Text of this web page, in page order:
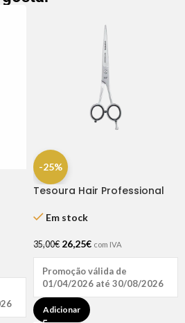
-25%
Tesoura Hair Professional
Em stock
35,00€ 26,25€ com IVA
Promoção válida de
01/04/2026 até 30/08/2026
Adicionar